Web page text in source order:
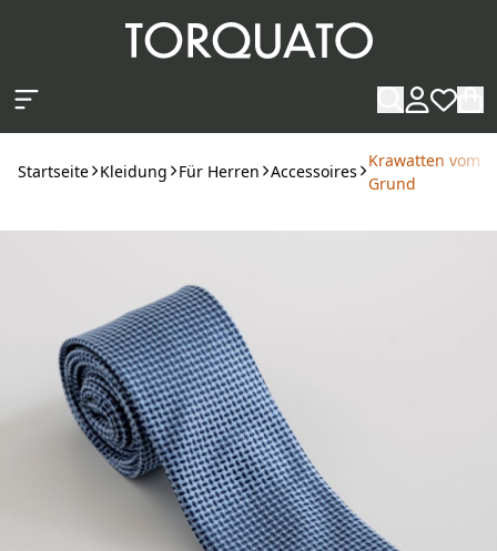
Startseite Kleidung Für Herren Accessoires
Krawatten vom
Grund